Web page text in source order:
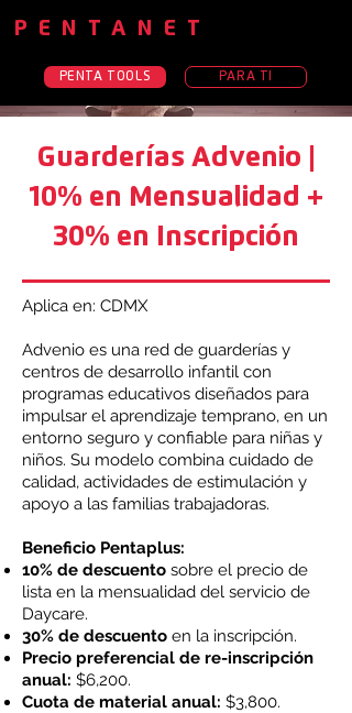
PENTANET
PARA TI
PENTA TOOLS
Guarderías Advenio |
10% en Mensualidad +
30% en Inscripción
Aplica en: CDMX
Advenio es una red de guarderías y
centros de desarrollo infantil con
programas educativos diseñados para
impulsar el aprendizaje temprano, en un
entorno seguro y confiable para niñas y
niños. Su modelo combina cuidado de
calidad, actividades de estimulación y
apoyo a las familias trabajadoras.
Beneficio Pentaplus:
10% de descuento sobre el precio de
lista en la mensualidad del servicio de
Daycare.
30% de descuento en la inscripción.
Precio preferencial de re-inscripción
anual: $6,200.
Cuota de material anual: $3,800.